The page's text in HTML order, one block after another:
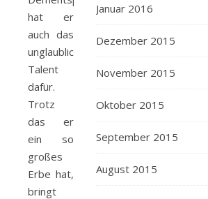
hat er
auch das
unglaubliche
Talent
dafür.
Trotz
das er
ein so
großes
Erbe hat,
bringt
Januar 2016
Dezember 2015
November 2015
Oktober 2015
September 2015
August 2015